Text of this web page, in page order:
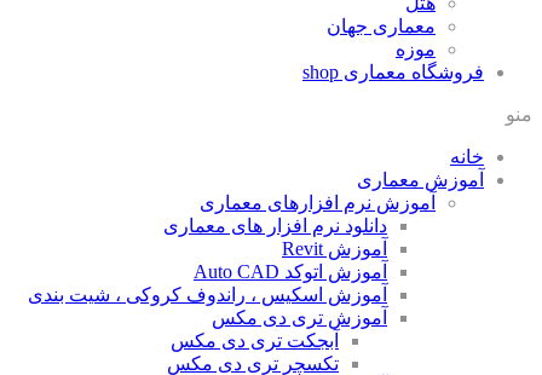
معماری جهان
موزه
فروشگاه معماری shop
منو
خانه
آموزش معماری
آموزش نرم افزارهای معماری
دانلود نرم افزار های معماری
آموزش Revit
آموزش اتوکد Auto CAD
آموزش اسکیس ، راندوف کروکی ، شیت بندی
آموزش تری دی مکس
آبجکت تری دی مکس
تکسچر تری دی مکس